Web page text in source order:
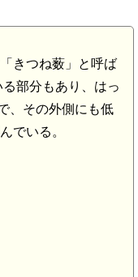
きつね薮」と呼ば
部分もあり、はっ
、その外側にも低
でいる。